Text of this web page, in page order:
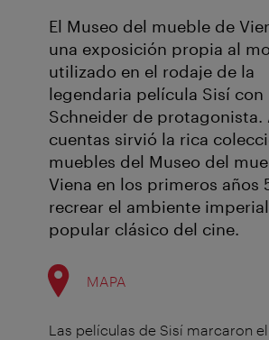
El Museo del mueble de
una exposición propia al
utilizado en el rodaje de la
legendaria película Sisí con
Schneider de protagonista.
cuentas sirvió la rica
muebles del Museo del
Viena en los primeros años
recrear el ambiente
popular clásico del cine.
MAPA
Las películas de Sisí marcaron el